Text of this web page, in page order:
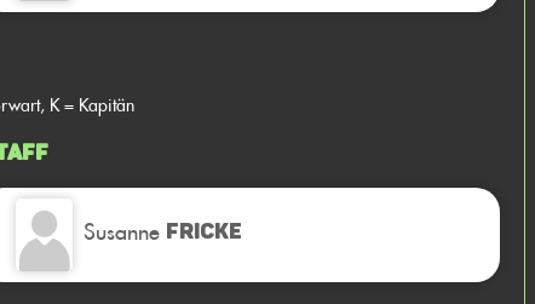
K = Kapitän
Susanne FRICKE